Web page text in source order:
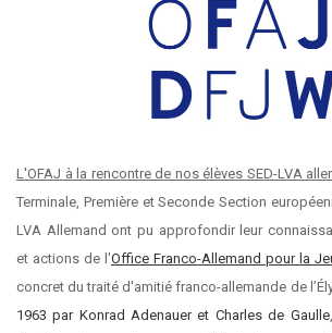
L'OFAJ à la rencontre de nos élèves SED-LVA
Terminale, Première et Seconde Section
LVA Allemand ont pu approfondir leur
et actions de l'Office Franco-Allemand pour la
concret du traité d'amitié franco-allemande de
1963 par Konrad Adenauer et Charles de Gaulle